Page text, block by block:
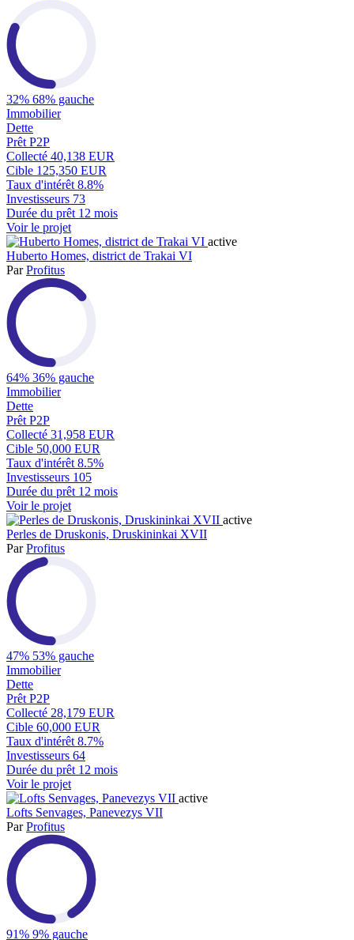
32% 68% gauche
Immobilier
Dette
Prêt P2P
Collecté 40,138 EUR
Cible 125,350 EUR
Taux d'intérêt 8.8%
Investisseurs 73
Durée du prêt 12 mois
Voir le projet
active
Huberto Homes, district de Trakai VI
ParProfitus
64% 36% gauche
Immobilier
Dette
Prêt P2P
Collecté 31,958 EUR
Cible 50,000 EUR
Taux d'intérêt 8.5%
Investisseurs 105
Durée du prêt 12 mois
Voir le projet
active
Perles de Druskonis, Druskininkai XVII
ParProfitus
47% 53% gauche
Immobilier
Dette
Prêt P2P
Collecté 28,179 EUR
Cible 60,000 EUR
Taux d'intérêt 8.7%
Investisseurs 64
Durée du prêt 12 mois
Voir le projet
active
Lofts Senvages, Panevezys VII
ParProfitus
91% 9% gauche